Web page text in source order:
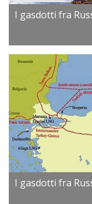
I gasdotti fra
I gasdotti fra